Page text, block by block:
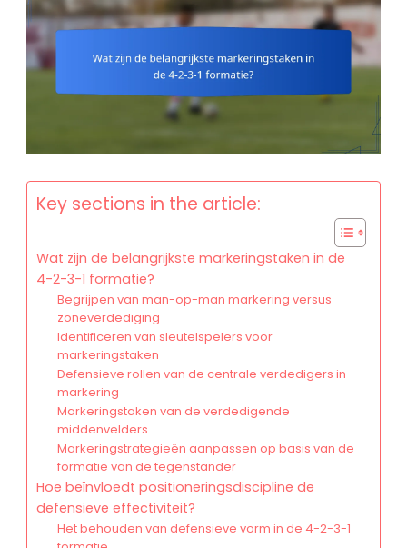
Key sections in the article:
Wat zijn de belangrijkste markeringstaken in de
4-2-3-1 formatie?
Begrijpen van man-op-man markering versus
zoneverdediging
Identificeren van sleutelspelers voor
markeringstaken
Defensieve rollen van de centrale verdedigers in
markering
Markeringstaken van de verdedigende
middenvelders
Markeringstrategieën aanpassen op basis van de
formatie van de tegenstander
Hoe beïnvloedt positioneringsdiscipline de
defensieve effectiviteit?
Het behouden van defensieve vorm in de 4-2-3-1